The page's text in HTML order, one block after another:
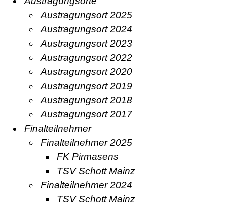
Austragungsort 2025
Austragungsort 2024
Austragungsort 2023
Austragungsort 2022
Austragungsort 2020
Austragungsort 2019
Austragungsort 2018
Austragungsort 2017
Finalteilnehmer
Finalteilnehmer 2025
FK Pirmasens
TSV Schott Mainz
Finalteilnehmer 2024
TSV Schott Mainz